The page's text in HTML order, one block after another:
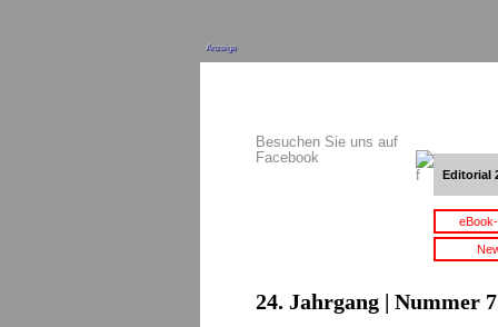
Anzeige
Besuchen Sie uns auf
Facebook
Editorial
24. Jahrgang | Nummer